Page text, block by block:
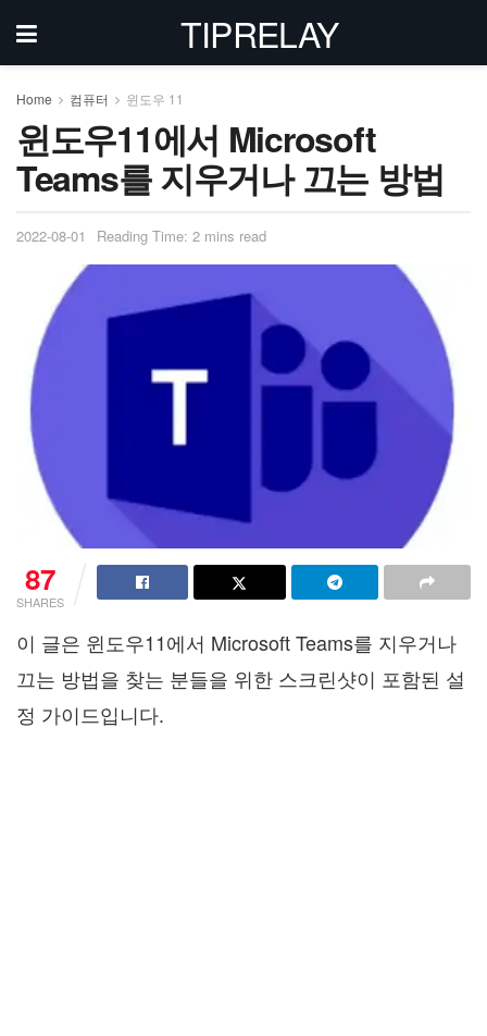
TIPRELAY
Home 컴퓨터 윈도우 11
윈도우11에서 Microsoft
Teams를 지우거나 끄는 방법
2022-08-01 Reading Time: 2 mins read
87
SHARES
이 글은 윈도우11에서 Microsoft Teams를 지우거나
끄는 방법을 찾는 분들을 위한 스크린샷이 포함된 설
정 가이드입니다.